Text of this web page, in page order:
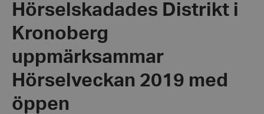
Hörselskadades Distrikt i
Kronoberg
uppmärksammar
Hörselveckan 2019 med
öppen